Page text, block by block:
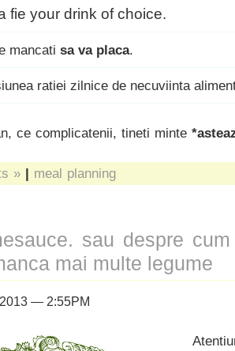
fie your drink of choice.
mancati sa va placa.
ratiei zilnice de necuviinta
ce complicatenii, tineti minte
» | meal planning
sau despre
mai multe legume
— 2:55PM